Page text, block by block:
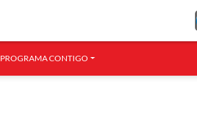
PROGRAMA CONTIGO